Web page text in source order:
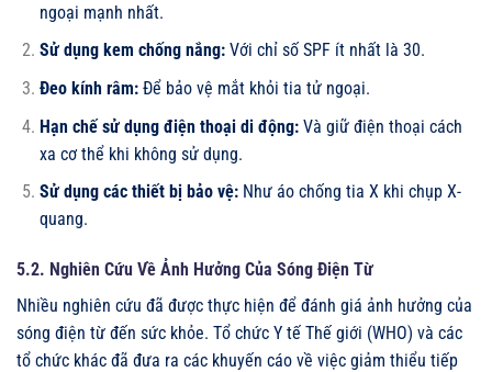
ngoại mạnh nhất.
Sử dụng kem chống nắng:Với chỉ số SPF ít nhất là 30.
Đeo kính râm:Để bảo vệ mắt khỏi tia tử ngoại.
Hạn chế sử dụng điện thoại di động:Và giữ điện thoại cách
xa cơ thể khi không sử dụng.
Sử dụng các thiết bị bảo vệ:Như áo chống tia X khi chụp X-
quang.
5.2. Nghiên Cứu Về Ảnh Hưởng Của Sóng Điện Từ
Nhiều nghiên cứu đã được thực hiện để đánh giá ảnh hưởng của
sóng điện từ đến sức khỏe. Tổ chức Y tế Thế giới (WHO) và các
tổ chức khác đã đưa ra các khuyến cáo về việc giảm thiểu tiếp